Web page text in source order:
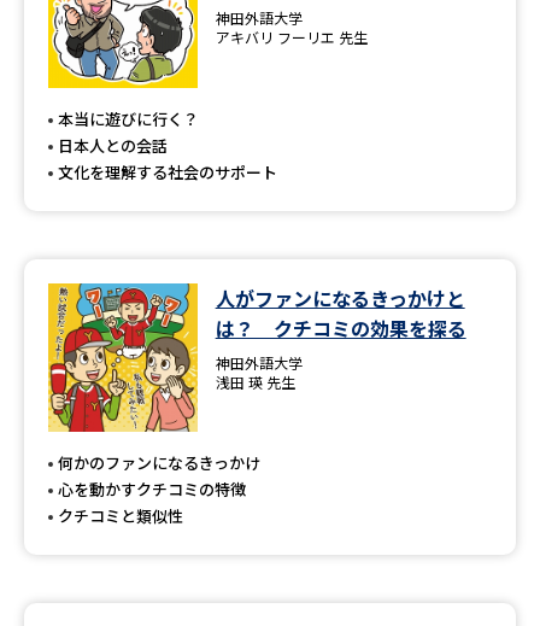
学問の教科書 夢ナビライブ
ユーザーサポート
Ｑ＆Ａ よくあるご質問
テレメール
お支払いサイト
個人情報取扱規定
特定商取引表記
テレメール進学カタログ
訂正のご案内
神田外語大学
アキバリ フーリエ 先生
本当に遊びに行く？
日本人との会話
文化を理解する社会のサポート
人がファンになるきっかけと
は？ クチコミの効果を探る
神田外語大学
浅田 瑛 先生
何かのファンになるきっかけ
心を動かすクチコミの特徴
クチコミと類似性